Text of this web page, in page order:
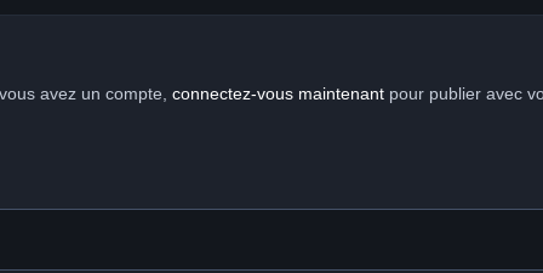
avez un compte, connectez-vous maintenantpour publier avec